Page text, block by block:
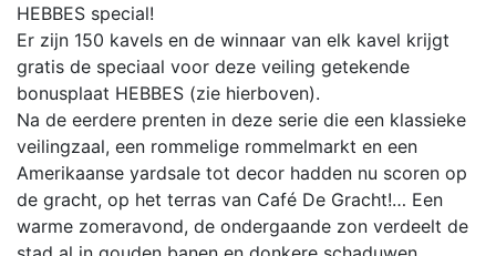
HEBBES special!
Er zijn 150 kavels en de winnaar van elk kavel krijgt
gratis de speciaal voor deze veiling getekende
bonusplaat HEBBES (zie hierboven).
Na de eerdere prenten in deze serie die een klassieke
veilingzaal, een rommelige rommelmarkt en een
Amerikaanse yardsale tot decor hadden nu scoren op
de gracht, op het terras van Café De Gracht!… Een
warme zomeravond, de ondergaande zon verdeelt de